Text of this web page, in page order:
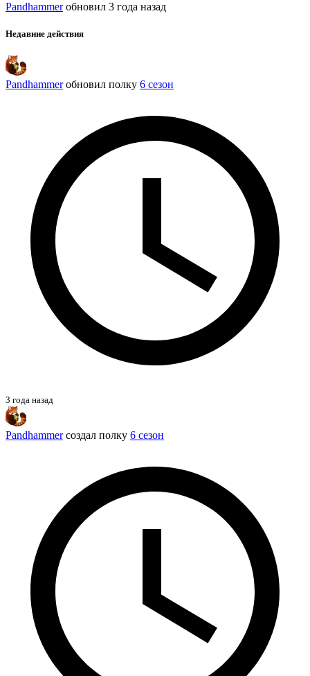
Pandhammerобновил 3 года назад
Недавние действия
Pandhammerобновил полку 6 сезон
3 года назад
Pandhammerсоздал полку 6 сезон